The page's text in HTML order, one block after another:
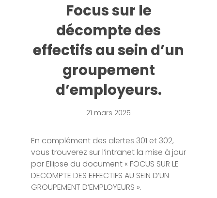
Focus sur le
décompte des
effectifs au sein d’un
groupement
d’employeurs.
21 mars 2025
En complément des alertes 301 et 302,
vous trouverez sur l’intranet la mise à jour
par Ellipse du document « FOCUS SUR LE
DECOMPTE DES EFFECTIFS AU SEIN D’UN
GROUPEMENT D’EMPLOYEURS ».